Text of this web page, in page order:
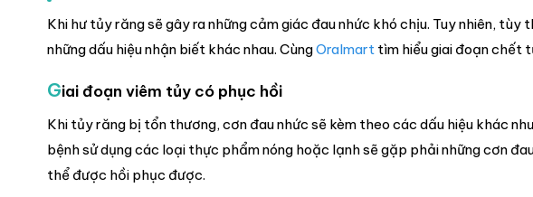
Khi hư tủy răng sẽ gây ra những cảm giác đau nhức khó chịu. Tuy nhiên,
những dấu hiệu nhận biết khác nhau. CùngOralmart tìm hiểu giai đoạn chết
Giai đoạn viêm tủy có phục hồi
Khi tủy răng bị tổn thương, cơn đau nhức sẽ kèm theo các dấu hiệu khác
bệnh sử dụng các loại thực phẩm nóng hoặc lạnh sẽ gặp phải những cơn
thể được hồi phục được.